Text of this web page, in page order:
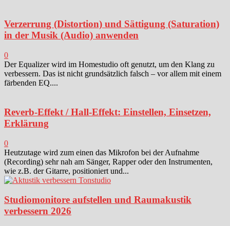
Verzerrung (Distortion) und Sättigung (Saturation)
in der Musik (Audio) anwenden
0
Der Equalizer wird im Homestudio oft genutzt, um den Klang zu
verbessern. Das ist nicht grundsätzlich falsch – vor allem mit einem
färbenden EQ....
Reverb-Effekt / Hall-Effekt: Einstellen, Einsetzen,
Erklärung
0
Heutzutage wird zum einen das Mikrofon bei der Aufnahme
(Recording) sehr nah am Sänger, Rapper oder den Instrumenten,
wie z.B. der Gitarre, positioniert und...
Studiomonitore aufstellen und Raumakustik
verbessern 2026